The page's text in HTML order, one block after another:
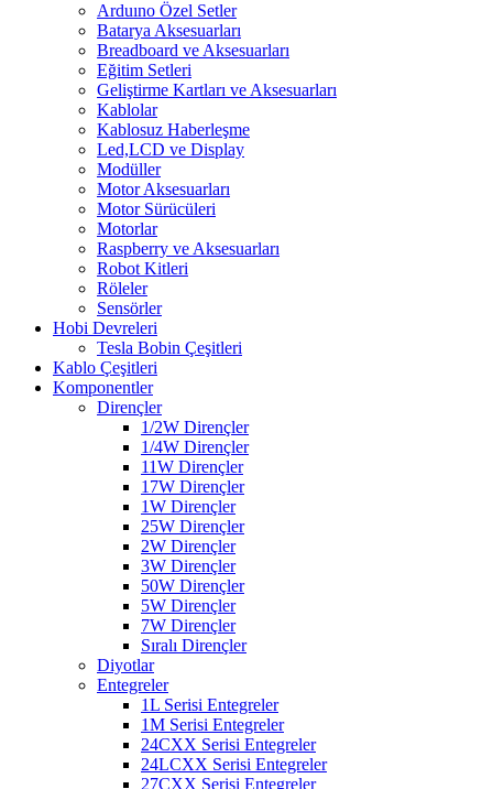
Arduıno Özel Setler
Batarya Aksesuarları
Breadboard ve Aksesuarları
Eğitim Setleri
Geliştirme Kartları ve Aksesuarları
Kablolar
Kablosuz Haberleşme
Led,LCD ve Display
Modüller
Motor Aksesuarları
Motor Sürücüleri
Motorlar
Raspberry ve Aksesuarları
Robot Kitleri
Röleler
Sensörler
Hobi Devreleri
Tesla Bobin Çeşitleri
Kablo Çeşitleri
Komponentler
Dirençler
1/2W Dirençler
1/4W Dirençler
11W Dirençler
17W Dirençler
1W Dirençler
25W Dirençler
2W Dirençler
3W Dirençler
50W Dirençler
5W Dirençler
7W Dirençler
Sıralı Dirençler
Diyotlar
Entegreler
1L Serisi Entegreler
1M Serisi Entegreler
24CXX Serisi Entegreler
24LCXX Serisi Entegreler
27CXX Serisi Entegreler